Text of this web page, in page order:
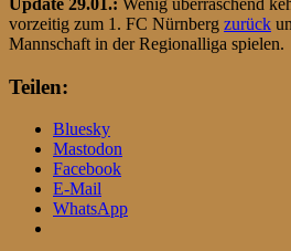
vorzeitig zum 1. FC Nürnberg zurück
Mannschaft in der Regionalliga spielen.
Teilen:
Bluesky
Mastodon
Facebook
E-Mail
WhatsApp